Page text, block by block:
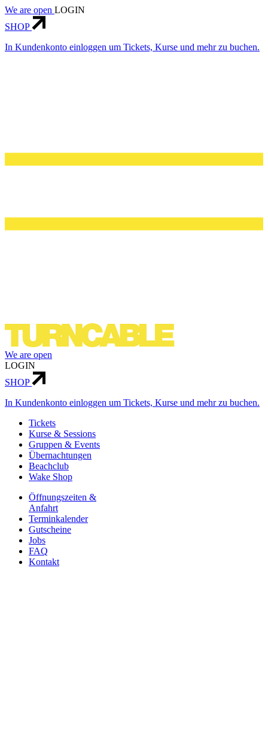
We are open LOGIN
SHOP
In Kundenkonto einloggen um Tickets, Kurse und mehr zu buchen.
We are open
LOGIN
SHOP
In Kundenkonto einloggen um Tickets, Kurse und mehr zu buchen.
Tickets
Kurse & Sessions
Gruppen & Events
Über­nachtungen
Beachclub
Wake Shop
Öffnungszeiten &
Anfahrt
Terminkalender
Gutscheine
Jobs
FAQ
Kontakt